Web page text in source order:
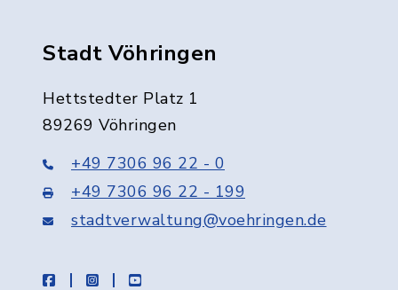
Stadt Vöhringen
Hettstedter Platz 1
89269 Vöhringen
+49 7306 96 22 - 0
+49 7306 96 22 - 199
stadtverwaltung@voehringen.de
facebookinstagramyoutube